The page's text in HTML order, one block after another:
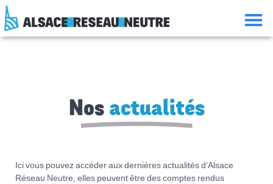
Aller
au
contenu
Aller
la
Aller
la
Consulter
le
plan
Nos actualités
Ici vous pouvez accéder aux dernières actualités d’Alsace
Réseau Neutre, elles peuvent être des comptes rendus